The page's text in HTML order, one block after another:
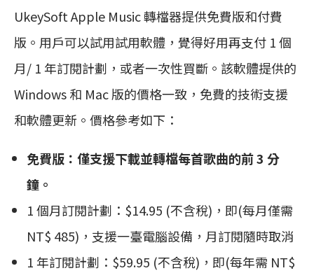
UkeySoft Apple Music 轉檔器提供免費版和付費
版。用戶可以試用試用軟體，覺得好用再支付 1 個
月/ 1 年訂閱計劃，或者一次性買斷。該軟體提供的
Windows 和 Mac 版的價格一致，免費的技術支援
和軟體更新。價格參考如下：
免費版：僅支援下載並轉檔每首歌曲的前 3 分
鐘。
1 個月訂閱計劃：$14.95 (不含稅)，即(每月僅需
NT$ 485)，支援一臺電腦設備，月訂閱隨時取消
1 年訂閱計劃：$59.95 (不含稅)，即(每年需 NT$